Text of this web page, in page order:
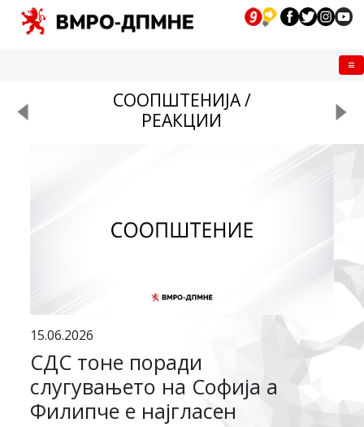
СООПШТЕНИЈА /
РЕАКЦИИ
15.06.2026
СДС тоне поради
слугувањето на Софија а
Филипче е најгласен